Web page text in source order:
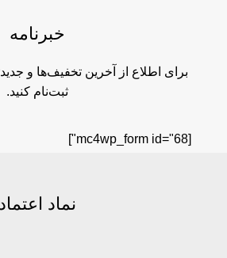
خبرنامه
برای اطلاع از آخرین تخفیف‌ها و
ثبت‌نام کنید.
[mc4wp_form id="68"]
نماد اعتماد